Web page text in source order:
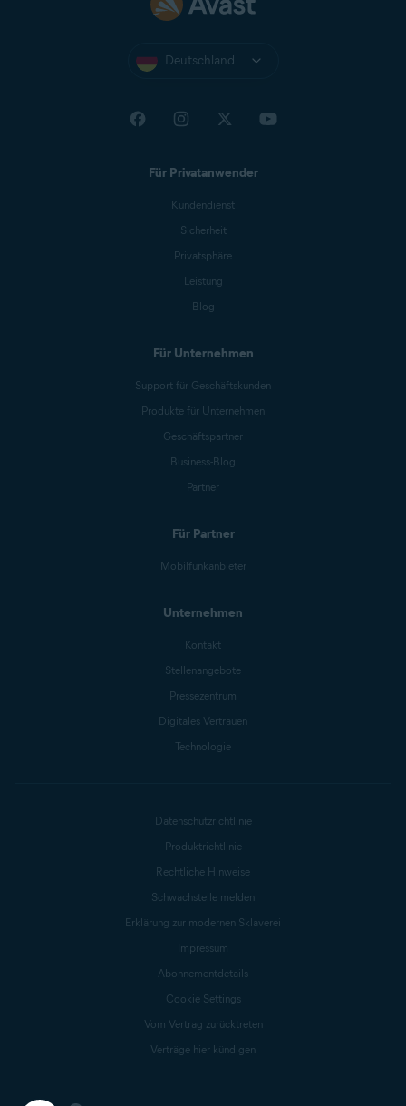
Deutschland
Für Privatanwender
Kundendienst
Sicherheit
Privatsphäre
Leistung
Blog
Für Unternehmen
Support für Geschäftskunden
Produkte für Unternehmen
Geschäftspartner
Business-Blog
Partner
Für Partner
Mobilfunkanbieter
Unternehmen
Kontakt
Stellenangebote
Pressezentrum
Digitales Vertrauen
Technologie
Datenschutzrichtlinie
Produktrichtlinie
Rechtliche Hinweise
Schwachstelle melden
Erklärung zur modernen Sklaverei
Impressum
Abonnementdetails
Cookie Settings
Vom Vertrag zurücktreten
Verträge hier kündigen